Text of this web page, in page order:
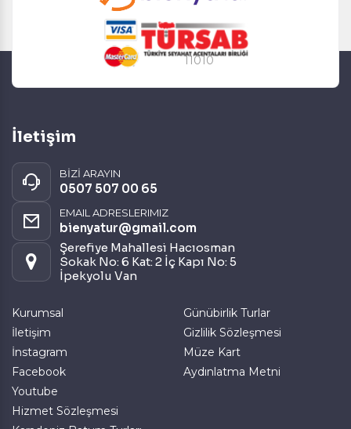
11010
İletişim
BİZİ ARAYIN
0507 507 00 65
EMAIL ADRESLERIMIZ
bienyatur@gmail.com
Şerefiye Mahallesi Hacıosman
Sokak No: 6 Kat: 2 İç Kapı No: 5
İpekyolu Van
Kurumsal
İletişim
İnstagram
Facebook
Youtube
Hizmet Sözleşmesi
Günübirlik Turlar
Gizlilik Sözleşmesi
Müze Kart
Aydınlatma Metni